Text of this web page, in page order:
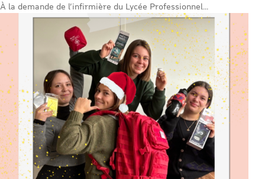
À la demande de l’infirmière du Lycée Professionnel...